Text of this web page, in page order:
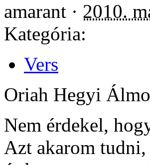
amarant · 2010.
Kategória:
Vers
Oriah Hegyi
Nem érdekel,
Azt akarom